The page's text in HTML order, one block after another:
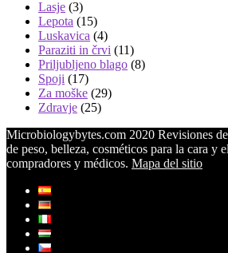
Lasje (3)
Lepota (15)
Luskavica (4)
Paraziti in črvi (11)
Priljubljeno blago (8)
Spoji (17)
Za moške (29)
Zdravje (25)
Microbiologybytes.com 2020 Revisiones
de peso, belleza, cosméticos para la cara y
compradores y médicos. Mapa del sitio